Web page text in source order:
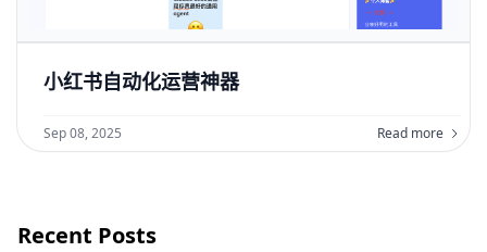
小红书自动化运营神器
Sep 08, 2025 Read more
Recent Posts